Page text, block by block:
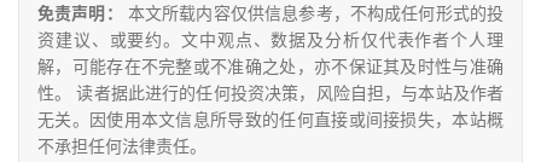
公
众
号
免责声明：
本文所载内容仅供信息参考，不构成任何形式的投
资建议、或要约。文中观点、数据及分析仅代表作者个人理
解，可能存在不完整或不准确之处，亦不保证其及时性与准确
性。 读者据此进行的任何投资决策，风险自担，与本站及作者
无关。因使用本文信息所导致的任何直接或间接损失，本站概
不承担任何法律责任。